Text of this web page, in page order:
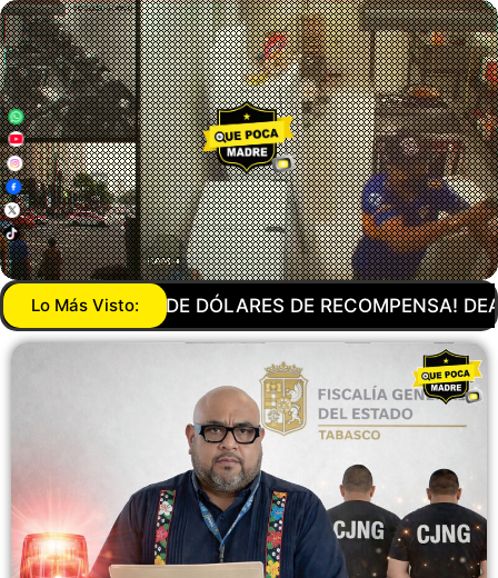
Lo Más Visto:
DEA QUIERE DESAPARECER AL CJNG Y A